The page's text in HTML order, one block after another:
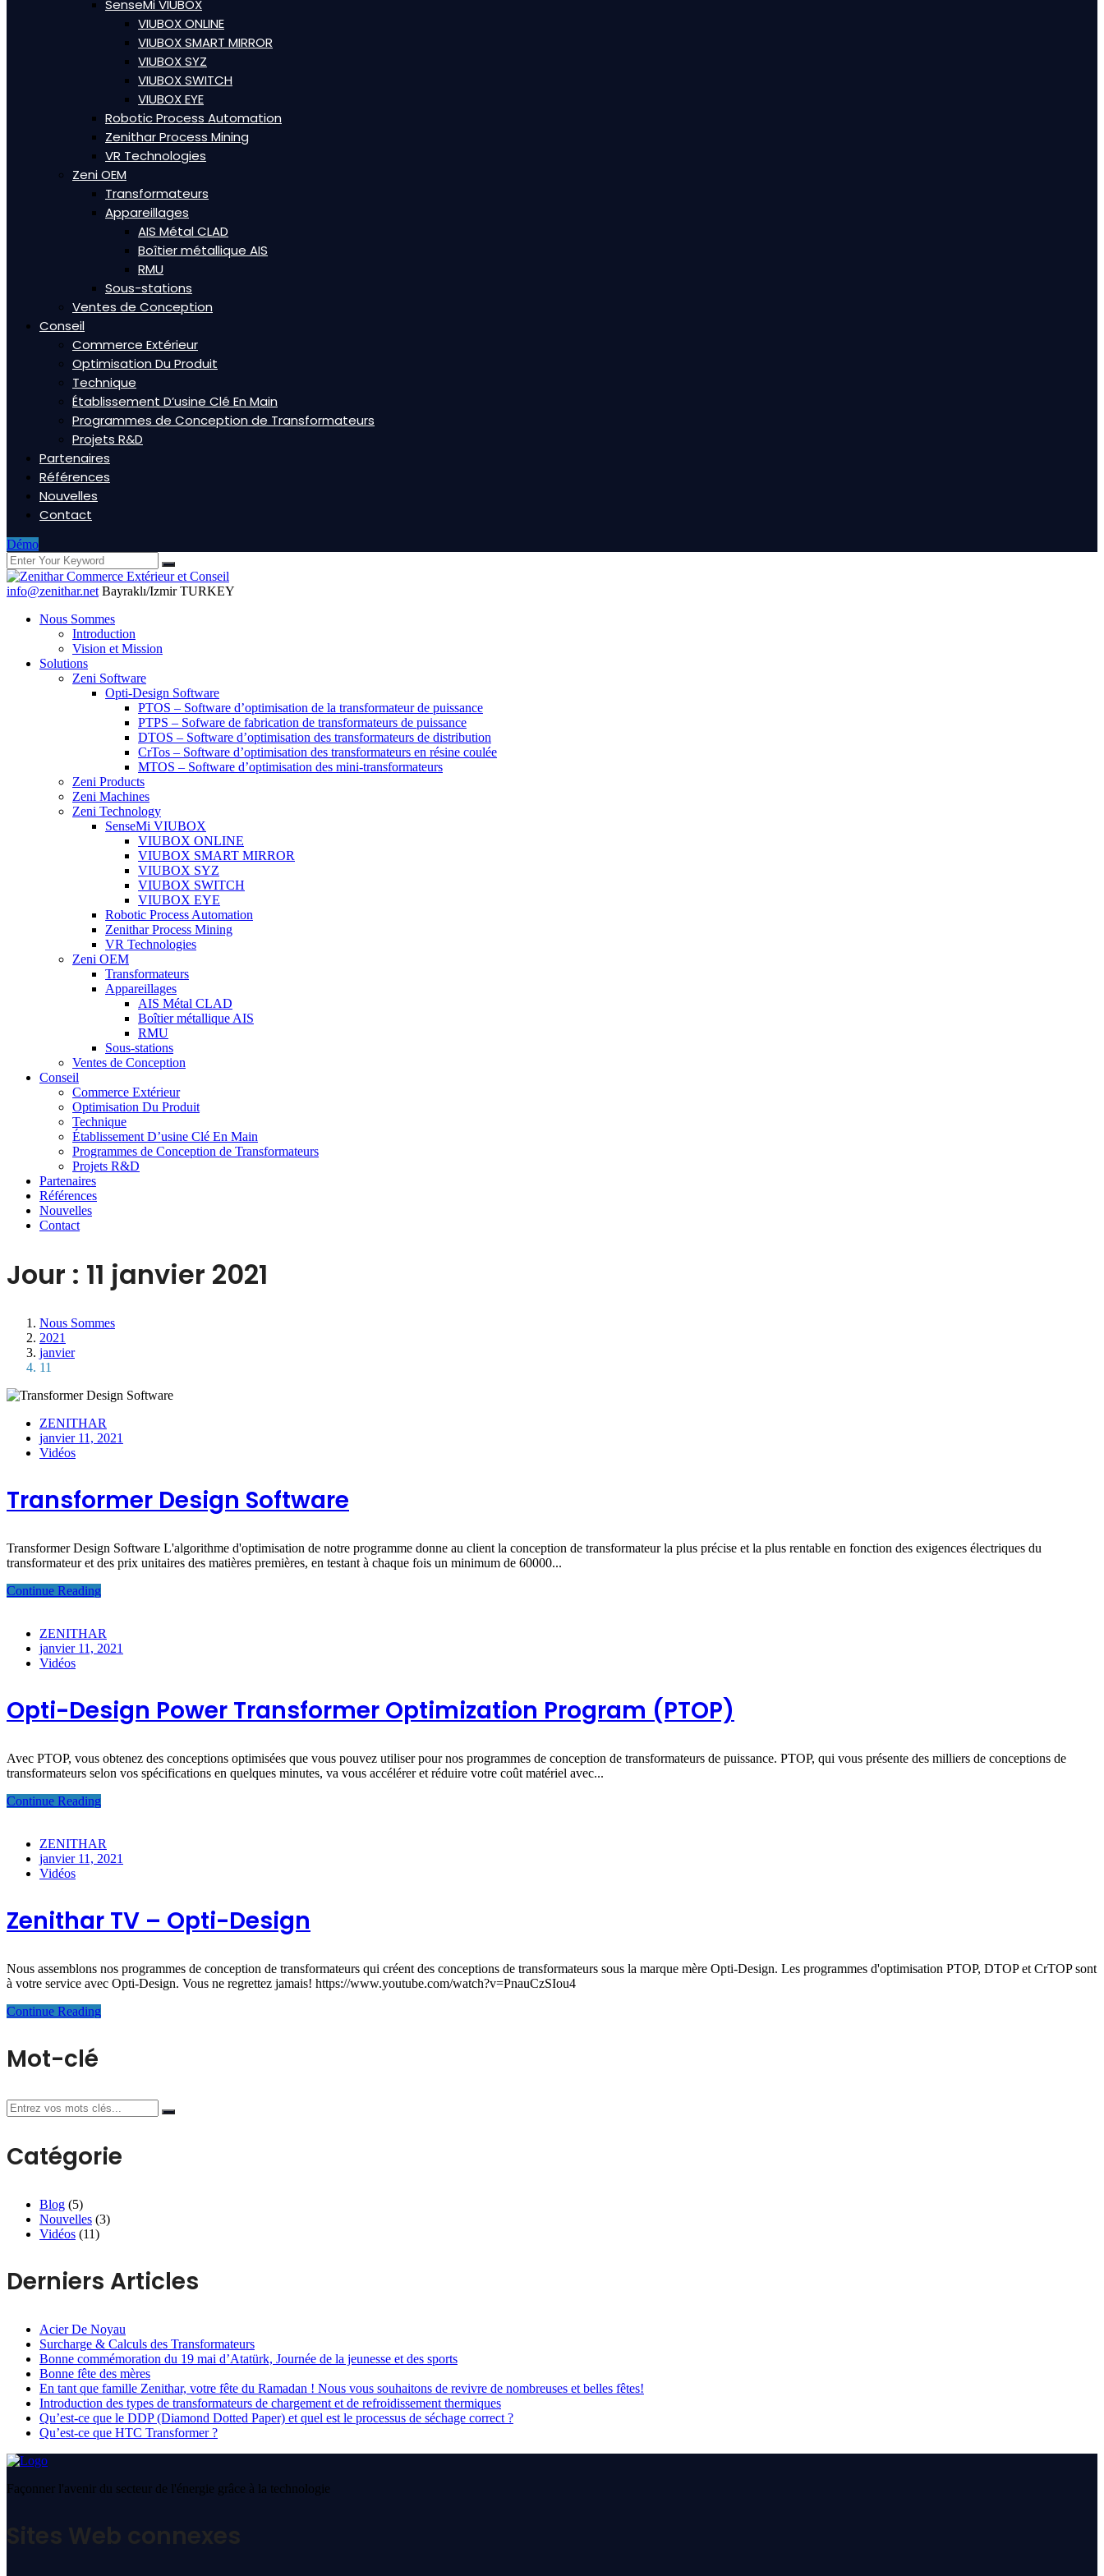
SenseMi VIUBOX
VIUBOX ONLINE
VIUBOX SMART MIRROR
VIUBOX SYZ
VIUBOX SWITCH
VIUBOX EYE
Robotic Process Automation
Zenithar Process Mining
VR Technologies
Zeni OEM
Transformateurs
Appareillages
AIS Métal CLAD
Boîtier métallique AIS
RMU
Sous-stations
Ventes de Conception
Conseil
Commerce Extérieur
Optimisation Du Produit
Technique
Établissement D’usine Clé En Main
Programmes de Conception de Transformateurs
Projets R&D
Partenaires
Références
Nouvelles
Contact
Démo
info@zenithar.net Bayraklı/Izmir TURKEY
Nous Sommes
Introduction
Vision et Mission
Solutions
Zeni Software
Opti-Design Software
PTOS – Software d’optimisation de la transformateur de puissance
PTPS – Sofware de fabrication de transformateurs de puissance
DTOS – Software d’optimisation des transformateurs de distribution
CrTos – Software d’optimisation des transformateurs en résine coulée
MTOS – Software d’optimisation des mini-transformateurs
Zeni Products
Zeni Machines
Zeni Technology
SenseMi VIUBOX
VIUBOX ONLINE
VIUBOX SMART MIRROR
VIUBOX SYZ
VIUBOX SWITCH
VIUBOX EYE
Robotic Process Automation
Zenithar Process Mining
VR Technologies
Zeni OEM
Transformateurs
Appareillages
AIS Métal CLAD
Boîtier métallique AIS
RMU
Sous-stations
Ventes de Conception
Conseil
Commerce Extérieur
Optimisation Du Produit
Technique
Établissement D’usine Clé En Main
Programmes de Conception de Transformateurs
Projets R&D
Partenaires
Références
Nouvelles
Contact
Jour : 11 janvier 2021
Nous Sommes
2021
janvier
11
ZENITHAR
janvier 11, 2021
Vidéos
Transformer Design Software
Transformer Design Software L'algorithme d'optimisation de notre programme donne au client la conception de transformateur la plus précise et la plus rentable en fonction des exigences électriques du
transformateur et des prix unitaires des matières premières, en testant à chaque fois un minimum de 60000...
Continue Reading
ZENITHAR
janvier 11, 2021
Vidéos
Opti-Design Power Transformer Optimization Program (PTOP)
Avec PTOP, vous obtenez des conceptions optimisées que vous pouvez utiliser pour nos programmes de conception de transformateurs de puissance. PTOP, qui vous présente des milliers de conceptions de
transformateurs selon vos spécifications en quelques minutes, va vous accélérer et réduire votre coût matériel avec...
Continue Reading
ZENITHAR
janvier 11, 2021
Vidéos
Zenithar TV – Opti-Design
Nous assemblons nos programmes de conception de transformateurs qui créent des conceptions de transformateurs sous la marque mère Opti-Design. Les programmes d'optimisation PTOP, DTOP et CrTOP sont
à votre service avec Opti-Design. Vous ne regrettez jamais! https://www.youtube.com/watch?v=PnauCzSIou4
Continue Reading
Mot-clé
Catégorie
Blog (5)
Nouvelles (3)
Vidéos (11)
Derniers Articles
Acier De Noyau
Surcharge & Calculs des Transformateurs
Bonne commémoration du 19 mai d’Atatürk, Journée de la jeunesse et des sports
Bonne fête des mères
En tant que famille Zenithar, votre fête du Ramadan ! Nous vous souhaitons de revivre de nombreuses et belles fêtes!
Introduction des types de transformateurs de chargement et de refroidissement thermiques
Qu’est-ce que le DDP (Diamond Dotted Paper) et quel est le processus de séchage correct ?
Qu’est-ce que HTC Transformer ?
Façonner l'avenir du secteur de l'énergie grâce à la technologie
Sites Web connexes